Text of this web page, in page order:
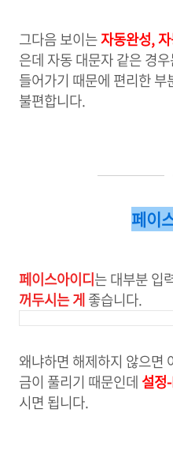
그다음 보이는자동완성,
은데 자동 대문자 같은 경
들어가기 때문에 편리한
불편합니다.
페이
페이스아이디는 대부분 입
꺼두시는 게좋습니다.
왜냐하면 해제하지 않으면
금이 풀리기 때문인데 설정
시면 됩니다.